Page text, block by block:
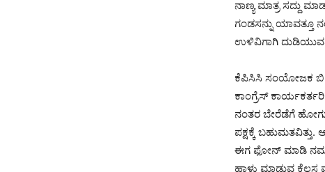
ನಾಣ್ಯ ಮಾತ್ರ ಸದ್ದು
ಗಂಡಸನ್ನು ಯಾವತ್ತೂ
ಉಳಿವಿಗಾಗಿ
ಕೆಪಿಸಿಸಿ ಸಂಯೋಜಕ
ಕಾಂಗ್ರೆಸ್
ನಂತರ ಬೇರೆಡೆಗೆ
ಪಕ್ಷಕ್ಕೆ
ಈಗ ಫೋನ್ ಮಾಡಿ
ಹಾಳು ಮಾಡುವ ಕೆಲಸ